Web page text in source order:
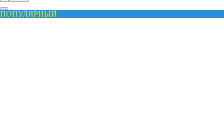
ПОПУЛЯРНЫЙ